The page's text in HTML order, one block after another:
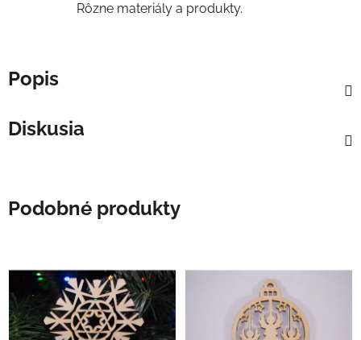
Rôzne materiály a produkty.
Popis
Diskusia
Podobné produkty